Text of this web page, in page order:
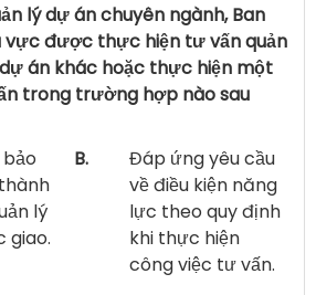
lý dự án chuyên ngành, Ban
vực được thực hiện tư vấn quản
án khác hoặc thực hiện một
trong trường hợp nào sau
lý
giao.
B.
Đáp ứng yêu cầu
về điều kiện năng
lực theo quy định
khi thực hiện
công việc tư vấn.